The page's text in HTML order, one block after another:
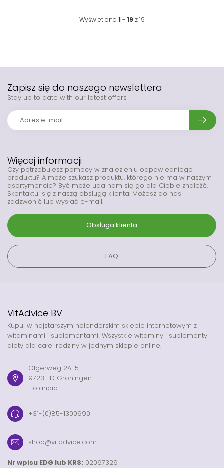
Wyświetlono 1 - 19 z 19
Więcej informacji
Czy potrzebujesz pomocy w znalezieniu odpowiedniego
produktu? A może szukasz produktu, którego nie ma w naszym
asortymencie? Być może uda nam się go dla Ciebie znaleźć.
Skontaktuj się z naszą obsługą klienta. Możesz do nas
zadzwonić lub wysłać e-mail.
Obsługa klienta
FAQ
Zapisz się do naszego newslettera
Stay up to date with our latest offers
VitAdvice BV
Kupuj w najstarszym holenderskim sklepie internetowym z
witaminami i suplementami! Wszystkie witaminy i suplementy
diety dla całej rodziny w jednym sklepie online.
Olgerweg 2A-5
9723 ED Groningen
Holandia
+31-(0)85-1300990
shop@vitadvice.com
Nr wpisu EDG lub KRS: 02067329